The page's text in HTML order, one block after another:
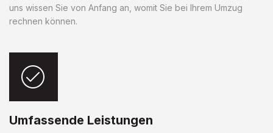
uns wissen Sie von Anfang an, womit Sie bei Ihrem Umzug
rechnen können.
Umfassende Leistungen